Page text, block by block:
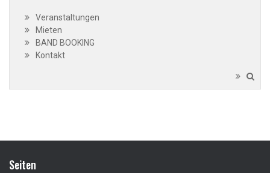
Veranstaltungen
Mieten
BAND BOOKING
Kontakt
Seiten